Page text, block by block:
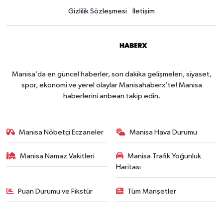
Gizlilik Sözleşmesi İletişim
Manisa’da en güncel haberler, son dakika gelişmeleri, siyaset,
spor, ekonomi ve yerel olaylar Manisahaberx’te! Manisa
haberlerini anbean takip edin.
Manisa Nöbetçi Eczaneler Manisa Hava Durumu
Manisa Namaz Vakitleri
Manisa Trafik Yoğunluk
Haritası
Puan Durumu ve Fikstür Tüm Manşetler